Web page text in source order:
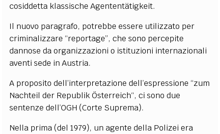
cosiddetta klassische Agententätigkeit.
Il nuovo paragrafo, potrebbe essere utilizzato per
criminalizzare “reportage”, che sono percepite
dannose da organizzazioni o istituzioni internazionali
aventi sede in Austria.
A proposito dell’interpretazione dell’espressione “zum
Nachteil der Republik Österreich“, ci sono due
sentenze dell’OGH (Corte Suprema).
Nella prima (del 1979), un agente della Polizei era